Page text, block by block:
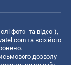
фото- та відео-),
та всіх його
дозволу